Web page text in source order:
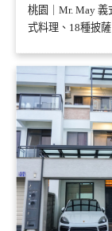
桃園｜Mr. May
式料理、18種披